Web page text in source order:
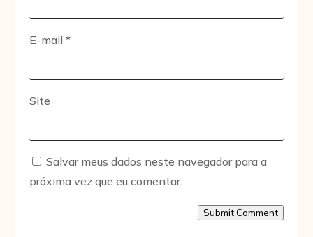
E-mail*
Site
Salvar meus dados neste navegador para a
próxima vez que eu comentar.
Submit Comment